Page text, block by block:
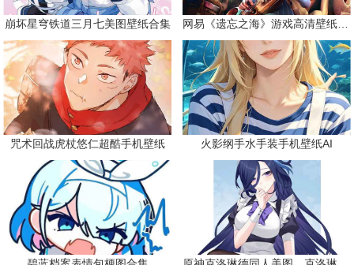
崩坏星穹铁道三月七美图壁纸合集 网易《遗忘之海》游戏高清壁纸精选
咒术回战虎杖悠仁超酷手机壁纸 火影纲手水手装手机壁纸AI